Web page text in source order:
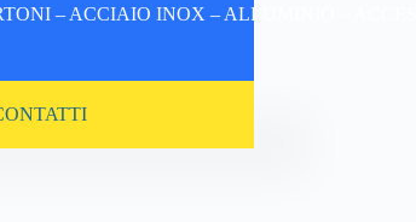
– ACCIAIO INOX – ALLUMINIO –